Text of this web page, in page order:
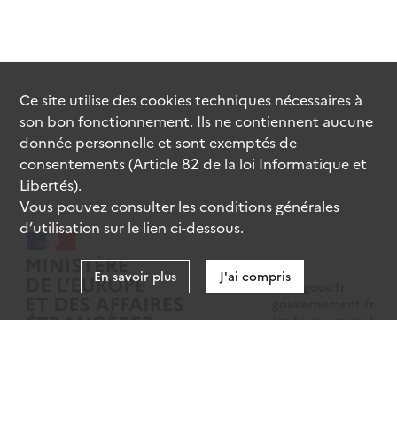
data.gouv.fr
legifrance.gouv.fr
Ce site utilise descookiestechniques nécessaires à
son bon fonctionnement. Ils ne contiennent aucune
donnée personnelle et sont exemptés de
consentements (Article 82 de la loi Informatique et
Libertés).
Vous pouvez consulter les conditions générales
d’utilisation sur le lien ci-dessous.
En savoir plus J'ai compris